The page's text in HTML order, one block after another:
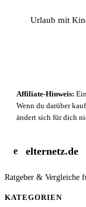
Urlaub mit
Affiliate-Hinweis:
Wenn du darüber
ändert sich für dich
e elternetz.de
Ratgeber & Vergleiche
KATEGORIEN